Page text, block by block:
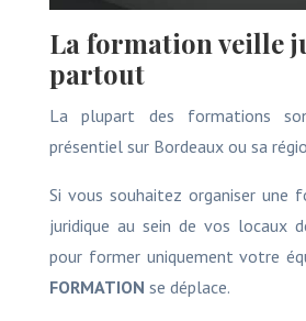
La formation veille
partout
La plupart des formations
présentiel sur Bordeaux ou sa
Si vous souhaitez organiser une
juridique au sein de vos locaux
pour former uniquement votre
FORMATION se déplace.